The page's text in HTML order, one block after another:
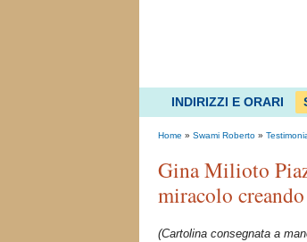
INDIRIZZI E ORARI
Gina Milioto
miracolo
(Cartolina consegnata a
Home » Swami Roberto »